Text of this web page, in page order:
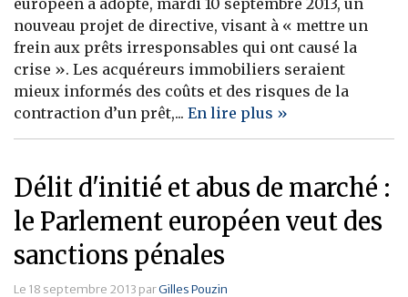
Immobilier
Banque
nouveau projet de directive, visant à « mettre un
frein aux prêts irresponsables qui ont causé la
crise ». Les acquéreurs immobiliers seraient
mieux informés des coûts et des risques de la
contraction d’un prêt,... En lire plus »
Délit d'initié et abus de marché :
le Parlement européen veut des
sanctions pénales
Le 18 septembre 2013 parGilles Pouzin